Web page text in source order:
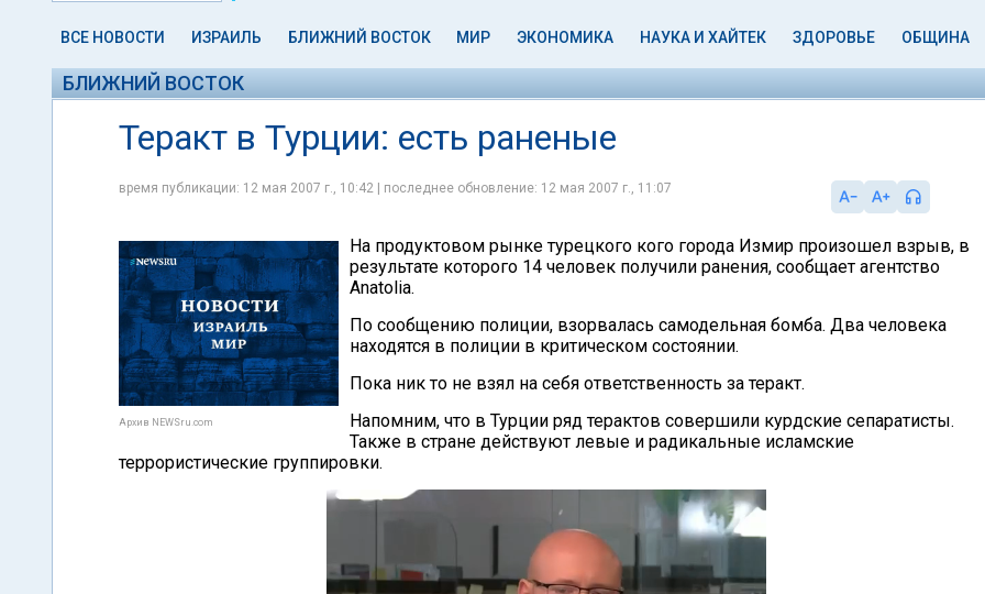
ВСЕ НОВОСТИ ИЗРАИЛЬ БЛИЖНИЙ ВОСТОК МИР ЭКОНОМИКА НАУКА И ХАЙТЕК ЗДОРОВЬЕ ОБЩИНА
БЛИЖНИЙ ВОСТОК
Теракт в Турции: есть раненые
время публикации: 12 мая 2007 г., 10:42 | последнее обновление: 12 мая 2007 г., 11:07
Архив NEWSru.com
На продуктовом рынке турецкого кого города Измир произошел взрыв, в
результате которого 14 человек получили ранения, сообщает агентство
Anatolia.
По сообщению полиции, взорвалась самодельная бомба. Два человека
находятся в полиции в критическом состоянии.
Пока ник то не взял на себя ответственность за теракт.
Напомним, что в Турции ряд терактов совершили курдские сепаратисты.
Также в стране действуют левые и радикальные исламские
террористические группировки.